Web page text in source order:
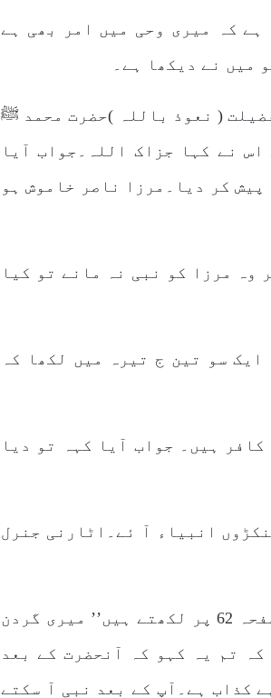
کہ میری وحی میں امر بھی ہے
میں نے دیکھا ہے۔
( نعوذ باللہ )حضرت محمد ﷺ
نے کہا جزاک اللہ۔جواب آیا
کر دیا۔مرزا ناصر خاموش ہو
وہ مرزا کو نبی نہ مانے تو کیا
سو تین ج تیرہ میں لکھا کہ
ہیں۔ جواب آیا کہہ تو دیا
انبیاء آ ئے۔اٹارنی جنرل
اٹارنی جنرل نے کہا کہ مرز ا محمود انوار خلافت میں صفحہ 62 پر لکھتے ہیں’’ میری گردن
تم یہ کہو کہ آنحضرت کے بعد
کذاب ہے۔آپ کے بعد نبی آ سکتے